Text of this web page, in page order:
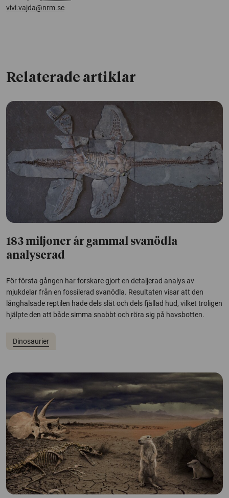
vivi.vajda@nrm.se
Relaterade artiklar
183 miljoner år gammal svanödla
analyserad
För första gången har forskare gjort en detaljerad analys av
mjukdelar från en fossilerad svanödla. Resultaten visar att den
långhalsade reptilen hade dels slät och dels fjällad hud, vilket troligen
hjälpte den att både simma snabbt och röra sig på havsbotten.
Dinosaurier